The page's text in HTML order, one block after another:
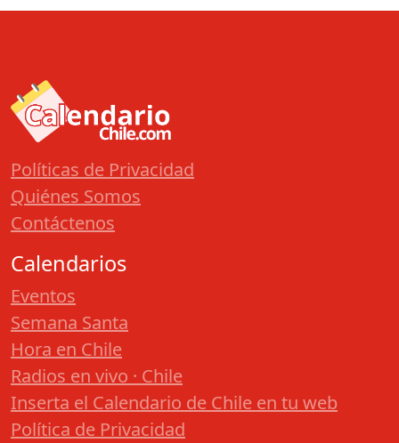
Políticas de Privacidad
Quiénes Somos
Contáctenos
Calendarios
Eventos
Semana Santa
Hora en Chile
Radios en vivo · Chile
Inserta el Calendario de Chile en tu web
Política de Privacidad